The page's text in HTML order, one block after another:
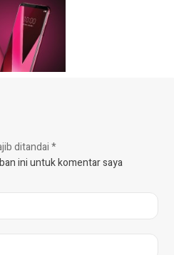
ditandai*
ini untuk komentar saya